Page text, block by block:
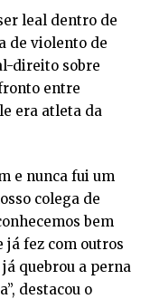
leal dentro de
de violento de
direito sobre
entre
era atleta da
e nunca fui um
colega de
bem
já fez com outros
quebrou a perna
destacou o